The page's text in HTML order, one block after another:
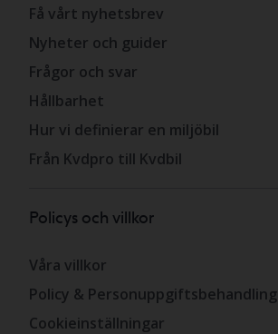
Få vårt nyhetsbrev
Nyheter och guider
Frågor och svar
Hållbarhet
Hur vi definierar en miljöbil
Från Kvdpro till Kvdbil
Policys och villkor
Våra villkor
Policy & Personuppgiftsbehandling
Cookieinställningar